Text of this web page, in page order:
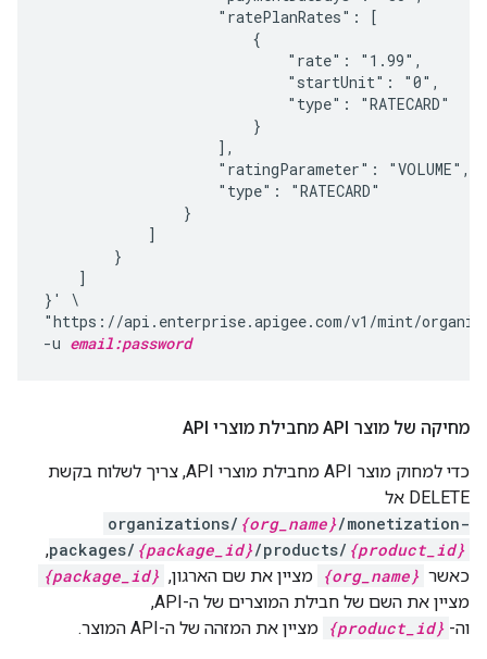
                    "ratePlanRates": [
                        {
                            "rate": "1.99",
                            "startUnit": "0",
                            "type": "RATECARD"
                        }
                    ],
                    "ratingParameter": "VOLUME",
                    "type": "RATECARD"
                }
            ]
        }
    ]
}' \
"https://api.enterprise.apigee.com/v1/mint/
-u email:password
מחיקה של מוצר API מחבילת מוצרי API
כדי למחוק מוצר API מחבילת מוצרי API, צריך לשלוח בקשת
DELETE אל
organizations/ {org_name}/monetization-
packages/ {package_id}/products/ {product_id}
,
כאשר {org_name} מציין את שם הארגון, {package_id}
מציין את השם של חבילת המוצרים של ה-API,
וה- {product_id} מציין את המזהה של ה-API המוצר.